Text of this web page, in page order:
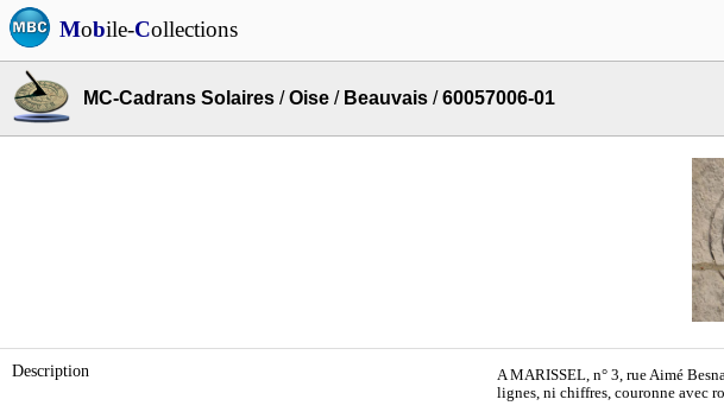
Mobile-Collections
MC-Cadrans Solaires /Oise / Beauvais /60057006-01
Description
A MARISSEL, n° 3, rue Aimé
lignes, ni chiffres, couronne avec